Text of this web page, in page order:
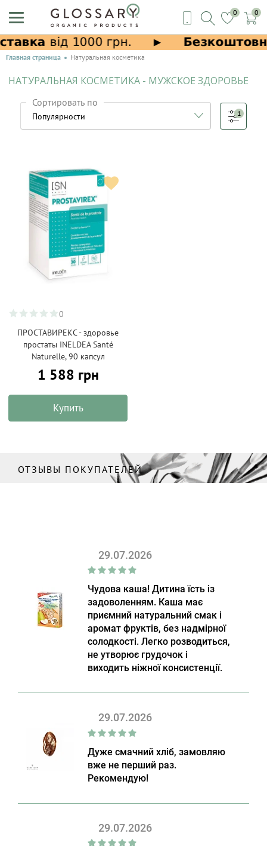
0 0
Главная страница Натуральная косметика
НАТУРАЛЬНАЯ КОСМЕТИКА - МУЖСКОЕ ЗДОРОВЬЕ
Сортировать по
1
0
ПРОСТАВИРЕКС - здоровье
простаты INELDEA Santé
Naturelle, 90 капсул
1 588 грн
Купить
ОТЗЫВЫ ПОКУПАТЕЛЕЙ
29.07.2026
Чудова каша! Дитина їсть із
задоволенням. Каша має
приємний натуральний смак і
аромат фруктів, без надмірної
солодкості. Легко розводиться,
не утворює грудочок і
виходить ніжної консистенції.
29.07.2026
Дуже смачний хліб, замовляю
вже не перший раз.
Рекомендую!
29.07.2026